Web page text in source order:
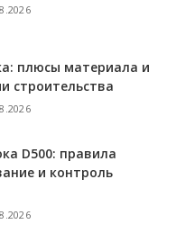
плюсы материала и
строительства
D500: правила
и контроль